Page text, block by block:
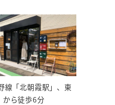
線「北朝霞駅」、東
から徒歩6分